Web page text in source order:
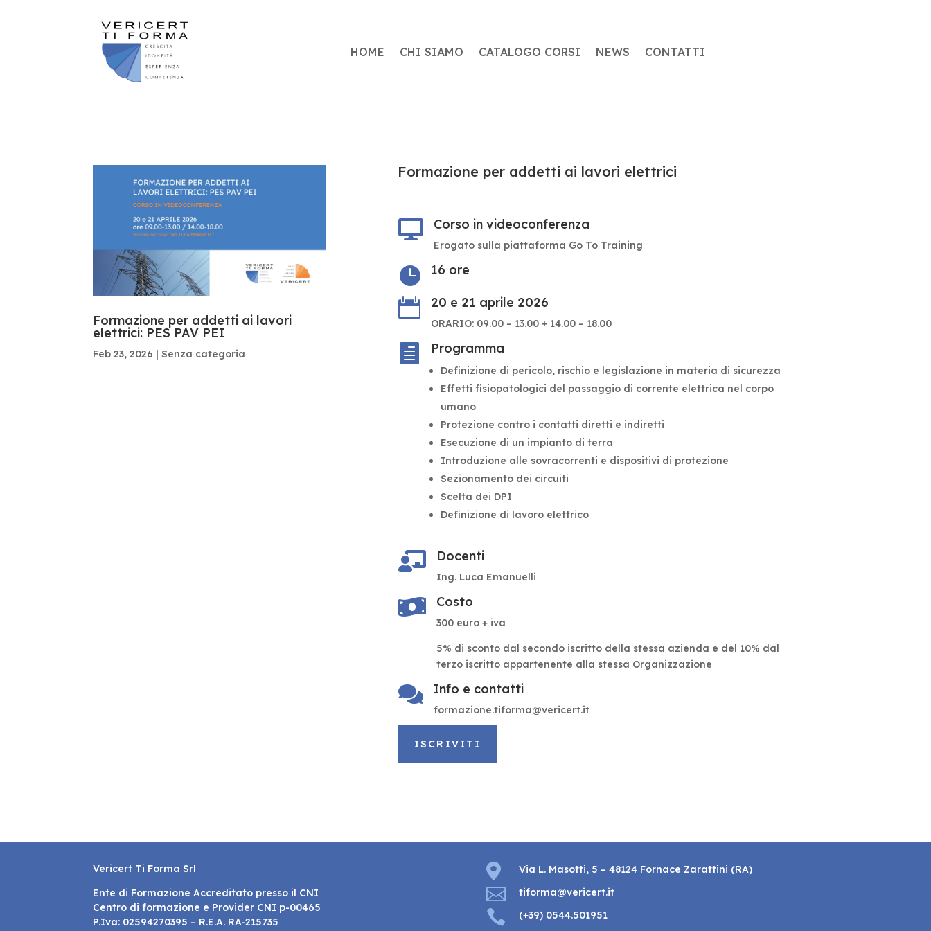
HOME CHI SIAMO CATALOGO CORSI NEWS CONTATTI
Formazione per addetti ai lavori
elettrici: PES PAV PEI
Feb 23, 2026 |Senza categoria
Formazione per addetti ai lavori elettrici
 Corso in videoconferenza
Erogato sulla piattaforma Go To Training
 16 ore
 20 e 21 aprile 2026
ORARIO: 09.00 – 13.00 + 14.00 – 18.00
 Programma
Definizione di pericolo, rischio e legislazione in materia di sicurezza
Effetti fisiopatologici del passaggio di corrente elettrica nel corpo
umano
Protezione contro i contatti diretti e indiretti
Esecuzione di un impianto di terra
Introduzione alle sovracorrenti e dispositivi di protezione
Sezionamento dei circuiti
Scelta dei DPI
Definizione di lavoro elettrico
 Docenti
Ing. Luca Emanuelli
 Costo
300 euro + iva
5% di sconto dal secondo iscritto della stessa azienda e del 10% dal
terzo iscritto appartenente alla stessa Organizzazione
 Info e contatti
formazione.tiforma@vericert.it
ISCRIVITI
Vericert Ti Forma Srl
Ente di Formazione Accreditato presso il CNI
Centro di formazione e Provider CNI p-00465
P.Iva: 02594270395 – R.E.A. RA-215735
 Via L. Masotti, 5 – 48124 Fornace Zarattini (RA)
 tiforma@vericert.it
 (+39) 0544.501951